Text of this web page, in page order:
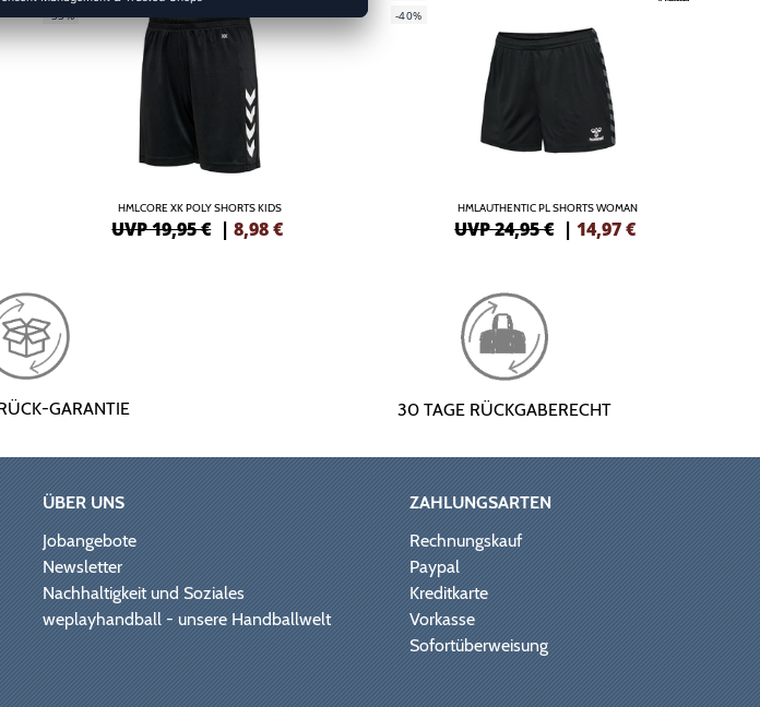
-55%
HMLCORE XK POLY SHORTS KIDS
UVP 19,95 € |8,98€
-40%
HMLAUTHENTIC PL SHORTS WOMAN
UVP 24,95 € |14,97€
GARANTIE 30 TAGE RÜCKGABERECHT
ÜBER UNS
Jobangebote
Newsletter
Nachhaltigkeit und Soziales
weplayhandball - unsere Handballwelt
ZAHLUNGSARTEN
Rechnungskauf
Paypal
Kreditkarte
Vorkasse
Sofortüberweisung